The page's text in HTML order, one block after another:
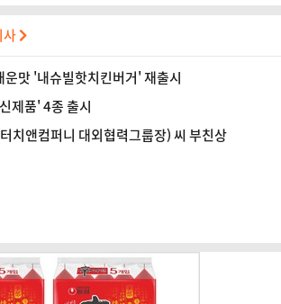
사
운맛 '내슈빌핫치킨버거' 재출시
제품' 4종 출시
치앤컴퍼니 대외협력그룹장) 씨 부친상